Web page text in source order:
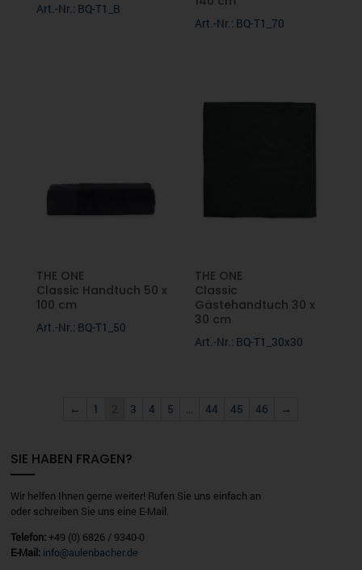
Art.-Nr.: BQ-T1_B
Art.-Nr.: BQ-T1_70
THE ONE
Classic Handtuch 50 x
100 cm
Art.-Nr.: BQ-T1_50
THE ONE
Classic
Gästehandtuch 30 x
30 cm
Art.-Nr.: BQ-T1_30x30
← 1 3 4 5 44 45 46 →
SIE HABEN FRAGEN?
Wir helfen Ihnen gerne weiter! Rufen Sie uns einfach an
oder schreiben Sie uns eine E-Mail.
Telefon:+49 (0) 6826 / 9340-0
E-Mail: info@aulenbacher.de